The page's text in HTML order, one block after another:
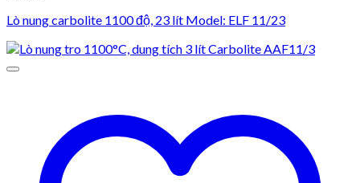
Lò nung carbolite 1100 độ, 23 lít Model: ELF 11/23